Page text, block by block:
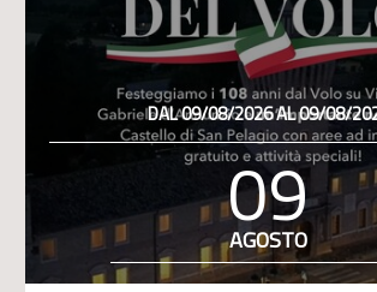
DAL 09/08/2026 AL 09/08/
09
AGOSTO